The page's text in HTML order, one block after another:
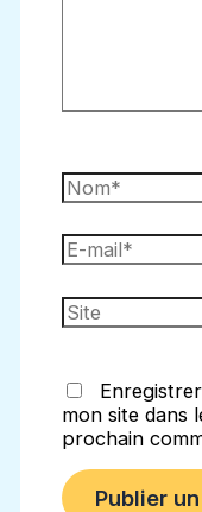
Nom*
E-
mail*
Site
mon site dans
prochain